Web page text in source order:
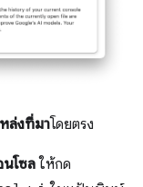
ล่งที่มาโดยตรง
นโซลให้กด